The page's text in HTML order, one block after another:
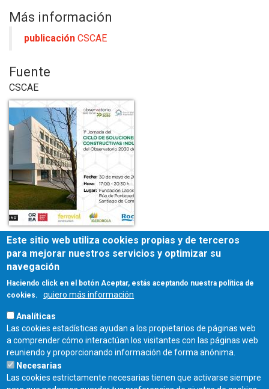
Más información
publicación CSCAE
Fuente
CSCAE
Este sitio web utiliza cookies propias y de terceros
para mejorar nuestros servicios y optimizar su
navegación
Haciendo click en el botón Aceptar, estás aceptando nuestra política de
cookies.
quiero más información
Analíticas
Las cookies estadísticas ayudan a los propietarios de páginas web
a comprender cómo interactúan los visitantes con las páginas web
reuniendo y proporcionando información de forma anónima.
Necesarias
Las cookies estrictamente necesarias tienen que activarse siempre